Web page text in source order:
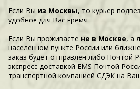
Если Вы из Москвы, то курьер
удобное для Вас время.
Если Вы проживаете не в Москве, а
населенном пункте России или
заказ будет отправлен либо Почтой
экспресс-доставкой EMS Почтой
транспортной компанией СДЭК на